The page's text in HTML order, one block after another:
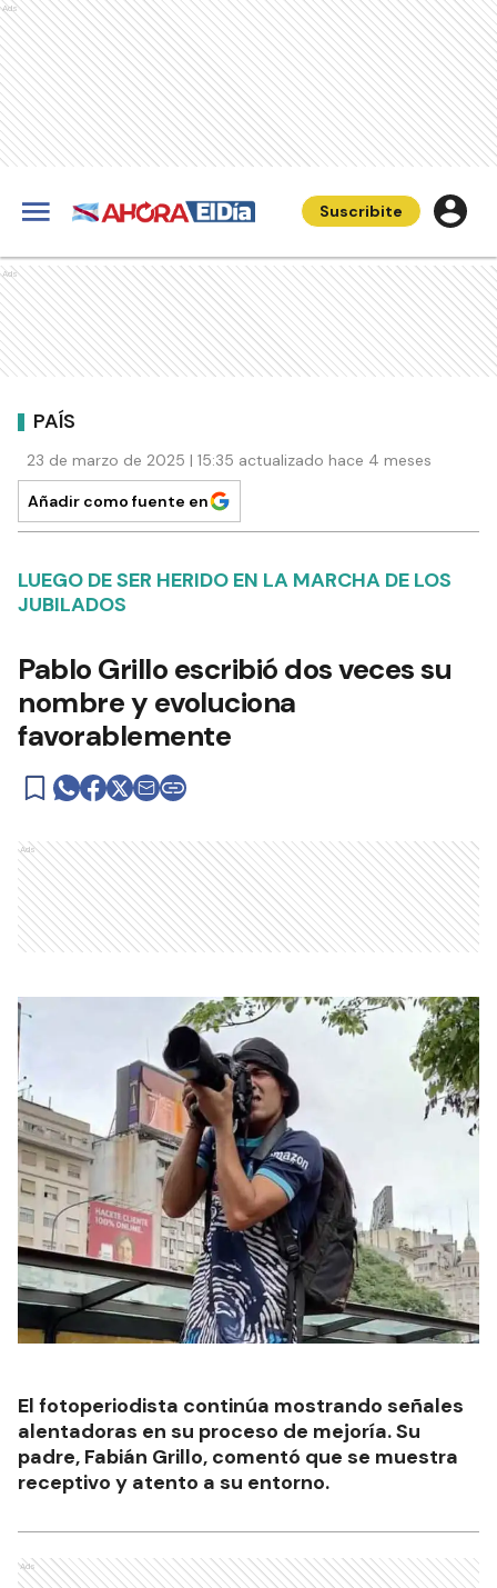
Ads
Suscribite
Ads
PAÍS
23 de marzo de 2025 | 15:35 actualizado hace 4 meses
Añadir como fuente en
LUEGO DE SER HERIDO EN LA MARCHA DE LOS
JUBILADOS
Pablo Grillo escribió dos veces su
nombre y evoluciona
favorablemente
Ads
El fotoperiodista continúa mostrando señales
alentadoras en su proceso de mejoría. Su
padre, Fabián Grillo, comentó que se muestra
receptivo y atento a su entorno.
Ads